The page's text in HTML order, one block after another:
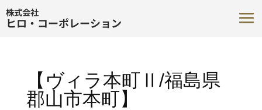
株式会社
ヒロ・コーポレーション
【ヴィラ本町Ⅱ/福島県
郡山市本町】